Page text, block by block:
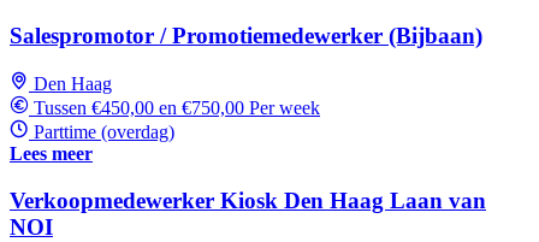
Salespromotor / Promotiemedewerker (Bijbaan)
Den Haag
Tussen €450,00 en €750,00 Per week
Parttime (overdag)
Lees meer
Verkoopmedewerker Kiosk Den Haag Laan van
NOI